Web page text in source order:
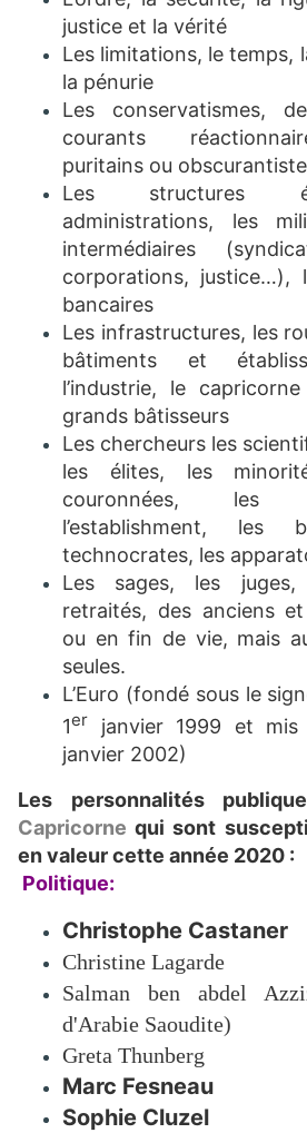
justice et la vérité
Les limitations, le temps,
la pénurie
Les conservatismes,
courants
puritains ou
Les structures
administrations, les
intermédiaires
corporations, justice…),
bancaires
Les infrastructures, les
bâtiments et
l’industrie, le
grands bâtisseurs
Les chercheurs les
les élites, les
couronnées, les
l’establishment, les
technocrates, les
Les sages, les
retraités, des anciens
ou en fin de vie, mais
seules.
L’Euro (fondé sous le
1er janvier 1999 et
janvier 2002)
Les personnalités
Capricorne qui sont
en valeur cette année 2020 :
Politique:
Christophe Castaner
Christine Lagarde
Salman ben abdel
d'Arabie Saoudite)
Greta Thunberg
Marc Fesneau
Sophie Cluzel